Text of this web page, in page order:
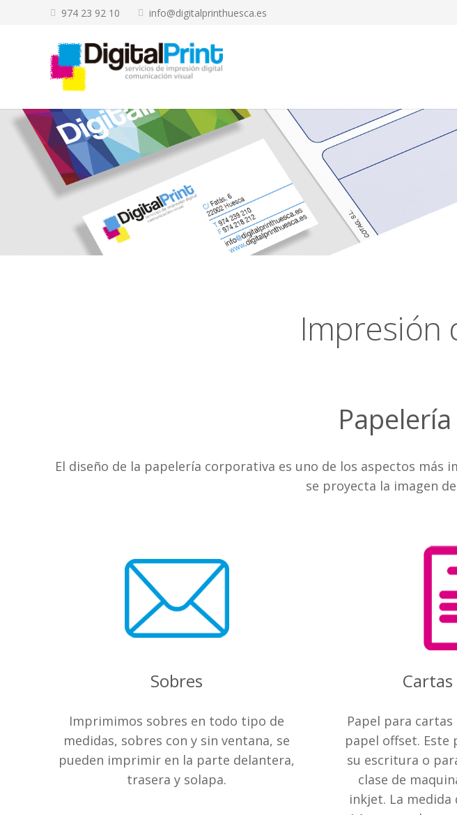
974 23 92 10 info@digitalprinthuesca.es
Impresión
El diseño de la papelería corporativa es uno de los aspectos
se proyecta la imagen
Sobres
Imprimimos sobres en todo tipo de
medidas, sobres con y sin ventana, se
pueden imprimir en la parte delantera,
trasera y solapa.
Papel para
papel offset. Este
su escritura o
clase de
inkjet. La medida